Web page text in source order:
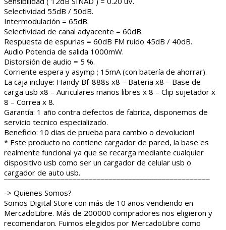
Selectividad 55dB / 50dB.
Intermodulación = 65dB.
Selectividad de canal adyacente = 60dB.
Respuesta de espurias = 60dB FM ruido 45dB / 40dB.
Audio Potencia de salida 1000mW.
Distorsión de audio = 5 %.
Corriente espera y asymp ; 15mA (con batería de ahorrar).
La caja incluye: Handy Bf-888s x8 – Bateria x8 – Base de
carga usb x8 – Auriculares manos libres x 8 – Clip sujetador x
8 – Correa x 8.
Garantía: 1 año contra defectos de fabrica, disponemos de
servicio tecnico especializado.
Beneficio: 10 dias de prueba para cambio o devolucion!
* Este producto no contiene cargador de pared, la base es
realmente funcional ya que se recarga mediante cualquier
dispositivo usb como ser un cargador de celular usb o
cargador de auto usb.
¯¯¯¯¯¯¯¯¯¯¯¯¯¯¯¯¯¯¯¯¯¯¯¯¯¯¯¯¯¯¯¯¯¯¯¯¯¯¯¯¯¯¯¯¯¯¯¯¯¯¯
-> Quienes Somos?
Somos Digital Store con más de 10 años vendiendo en
MercadoLibre. Más de 200000 compradores nos eligieron y
recomendaron. Fuimos elegidos por MercadoLibre como